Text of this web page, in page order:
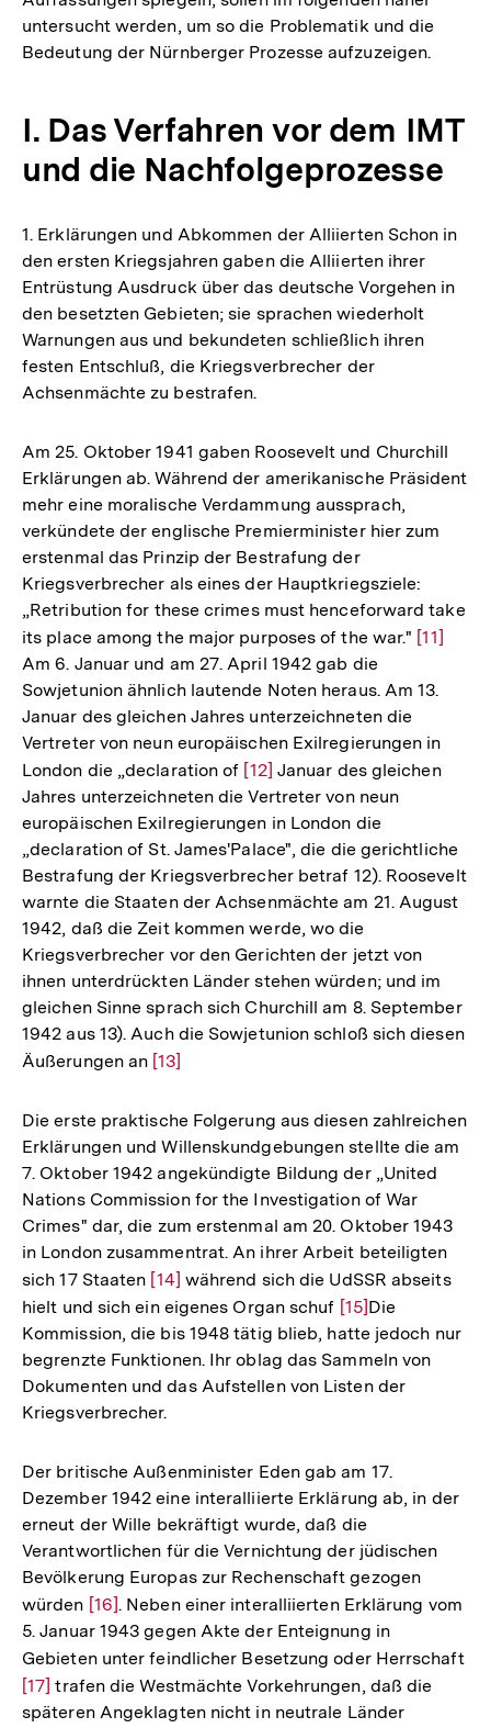
untersucht werden, um so die Problematik und die
Bedeutung der Nürnberger Prozesse aufzuzeigen.
I. Das Verfahren vor dem IMT
und die Nachfolgeprozesse
1. Erklärungen und Abkommen der Alliierten Schon in
den ersten Kriegsjahren gaben die Alliierten ihrer
Entrüstung Ausdruck über das deutsche Vorgehen in
den besetzten Gebieten; sie sprachen wiederholt
Warnungen aus und bekundeten schließlich ihren
festen Entschluß, die Kriegsverbrecher der
Achsenmächte zu bestrafen.
Am 25. Oktober 1941 gaben Roosevelt und Churchill
Erklärungen ab. Während der amerikanische Präsident
mehr eine moralische Verdammung aussprach,
verkündete der englische Premierminister hier zum
erstenmal das Prinzip der Bestrafung der
Kriegsverbrecher als eines der Hauptkriegsziele:
„Retribution for these crimes must henceforward take
its place among the major purposes of the war." Zur
der
[11]
Am 6. Januar und am 27. April 1942 gab die
Sowjetunion ähnlich lautende Noten heraus. Am 13.
Januar des gleichen Jahres unterzeichneten die
Vertreter von neun europäischen Exilregierungen in
London die „declaration of Zur
Auflösung
der
Fußnote
[12] Januar des gleichen
Jahres unterzeichneten die Vertreter von neun
europäischen Exilregierungen in London die
„declaration of St. James'Palace", die die gerichtliche
Bestrafung der Kriegsverbrecher betraf 12). Roosevelt
warnte die Staaten der Achsenmächte am 21. August
1942, daß die Zeit kommen werde, wo die
Kriegsverbrecher vor den Gerichten der jetzt von
ihnen unterdrückten Länder stehen würden; und im
gleichen Sinne sprach sich Churchill am 8. September
1942 aus 13). Auch die Sowjetunion schloß sich diesen
Äußerungen an Zur
der
Fußnote
[13]
Die erste praktische Folgerung aus diesen zahlreichen
Erklärungen und Willenskundgebungen stellte die am
7. Oktober 1942 angekündigte Bildung der „United
Nations Commission for the Investigation of War
Crimes" dar, die zum erstenmal am 20. Oktober 1943
in London zusammentrat. An ihrer Arbeit beteiligten
sich 17 Staaten Zur
Auflösung
der
Fußnote
[14] während sich die UdSSR abseits
hielt und sich ein eigenes Organ schuf Zur
Auflösung
der
Fußnote
[15] Die
Kommission, die bis 1948 tätig blieb, hatte jedoch nur
begrenzte Funktionen. Ihr oblag das Sammeln von
Dokumenten und das Aufstellen von Listen der
Kriegsverbrecher.
Der britische Außenminister Eden gab am 17.
Dezember 1942 eine interalliierte Erklärung ab, in der
erneut der Wille bekräftigt wurde, daß die
Verantwortlichen für die Vernichtung der jüdischen
Bevölkerung Europas zur Rechenschaft gezogen
würden Zur
Auflösung
der
Fußnote
[16]. Neben einer interalliierten Erklärung vom
5. Januar 1943 gegen Akte der Enteignung in
Gebieten unter feindlicher Besetzung oder HerrschaftZur
[17] trafen die Westmächte Vorkehrungen, daß die
späteren Angeklagten nicht in neutrale Länder